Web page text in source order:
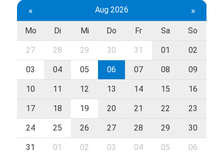
« Aug 2026 »
Mo Di Mi Do Fr Sa So
27 28 29 30 31 01 02
03 04 05 06 07 08 09
10 11 12 13 14 15 16
17 18 19 20 21 22 23
24 25 26 27 28 29 30
31 01 02 03 04 05 06